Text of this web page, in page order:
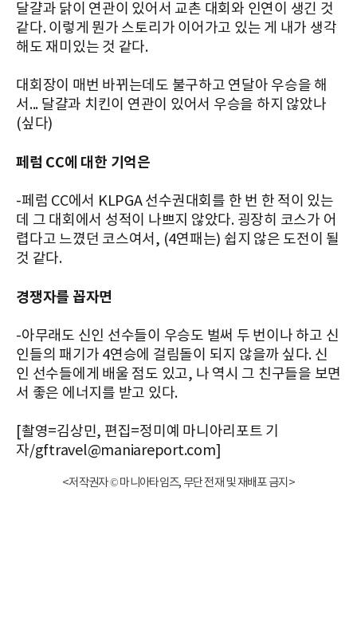
달걀과 닭이 연관이 있어서 교촌 대회와 인연이 생긴 것
같다. 이렇게 뭔가 스토리가 이어가고 있는 게 내가 생각
해도 재미있는 것 같다.
대회장이 매번 바뀌는데도 불구하고 연달아 우승을 해
서... 달걀과 치킨이 연관이 있어서 우승을 하지 않았나
(싶다)
페럼 CC에 대한 기억은
-페럼 CC에서 KLPGA 선수권대회를 한 번 한 적이 있는
데 그 대회에서 성적이 나쁘지 않았다. 굉장히 코스가 어
렵다고 느꼈던 코스여서, (4연패는) 쉽지 않은 도전이 될
것 같다.
경쟁자를 꼽자면
-아무래도 신인 선수들이 우승도 벌써 두 번이나 하고 신
인들의 패기가 4연승에 걸림돌이 되지 않을까 싶다. 신
인 선수들에게 배울 점도 있고, 나 역시 그 친구들을 보면
서 좋은 에너지를 받고 있다.
[촬영=김상민, 편집=정미예 마니아리포트 기
자/gftravel@maniareport.com]
<저작권자 © 마니아타임즈, 무단 전재 및 재배포 금지>